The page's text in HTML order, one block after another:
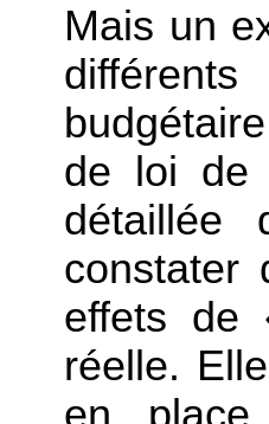
Mais un
de loi de
détaillée
constater
effets de
réelle.
en place